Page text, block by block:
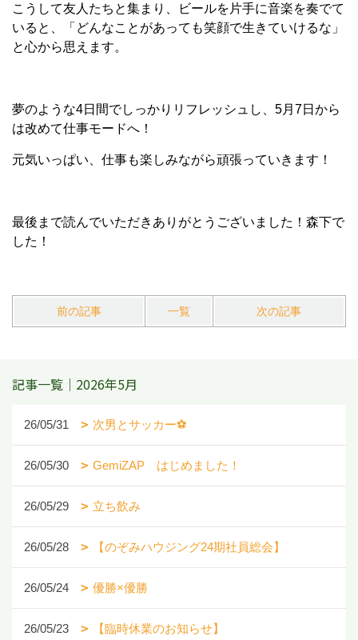
こうして友人たちと集まり、ビールを片手に音楽を奏でて
いると、「どんなことがあっても笑顔で生きていけるな」
と心から思えます。
夢のような4日間でしっかりリフレッシュし、5月7日から
は改めて仕事モードへ！
元気いっぱい、仕事も楽しみながら頑張っていきます！
最後まで読んでいただきありがとうございました！森下で
した！
前の記事 一覧 次の記事
記事一覧｜2026年5月
26/05/31 次男とサッカー⚽️
26/05/30 GemiZAP はじめました！
26/05/29 立ち飲み
26/05/28 【のぞみハウジング24期社員総会】
26/05/24 優勝×優勝
26/05/23 【臨時休業のお知らせ】